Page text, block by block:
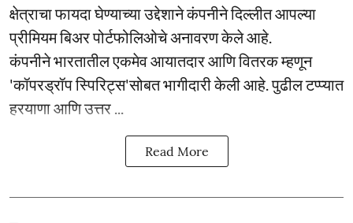
क्षेत्राचा फायदा घेण्याच्या उद्देशाने कंपनीने दिल्लीत आपल्या
प्रीमियम बिअर पोर्टफोलिओचे अनावरण केले आहे.
कंपनीने भारतातील एकमेव आयातदार आणि वितरक म्हणून
'कॉपरड्रॉप स्पिरिट्स'सोबत भागीदारी केली आहे. पुढील टप्प्यात
हरयाणा आणि उत्तर ...
Read More